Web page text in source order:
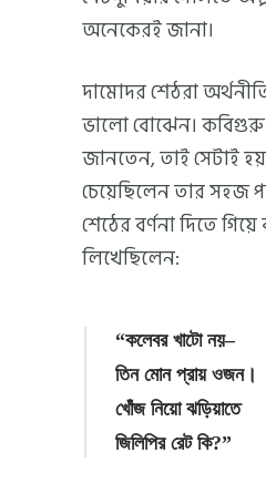
অনেকেরই জানা।
দামোদর শেঠরা
ভালো বোঝেন। কবিগুরু
জানতেন, তাই সেটাই
চেয়েছিলেন তার সহজ
শেঠের বর্ণনা দিতে
লিখেছিলেন:
“কলেবর খাটো নয়–
তিন মোন প্রায় ওজন।
খোঁজ নিয়ো ঝড়িয়াতে
জিলিপির রেট কি?”